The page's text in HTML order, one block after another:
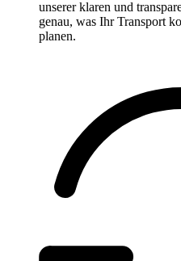
unserer klaren und
genau, was Ihr Transport
planen.